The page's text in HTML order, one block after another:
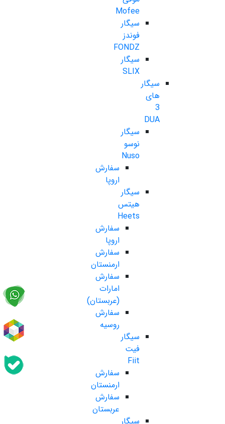
Mofee
سیگار
فوندز
FONDZ
سیگار
SLIX
سیگار
های
3
DUA
سیگار
نوسو
Nuso
سفارش
اروپا
سیگار
هیتس
Heets
سفارش
اروپا
سفارش
ارمنستان
سفارش
امارات
(عربستان)
سفارش
روسیه
سیگار
فیت
Fiit
سفارش
ارمنستان
سفارش
عربستان
سیگار